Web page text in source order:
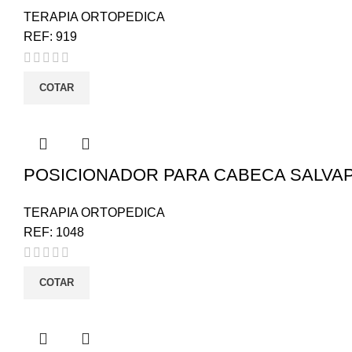
TERAPIA ORTOPEDICA
REF: 919
COTAR
POSICIONADOR PARA CABECA
TERAPIA ORTOPEDICA
REF: 1048
COTAR